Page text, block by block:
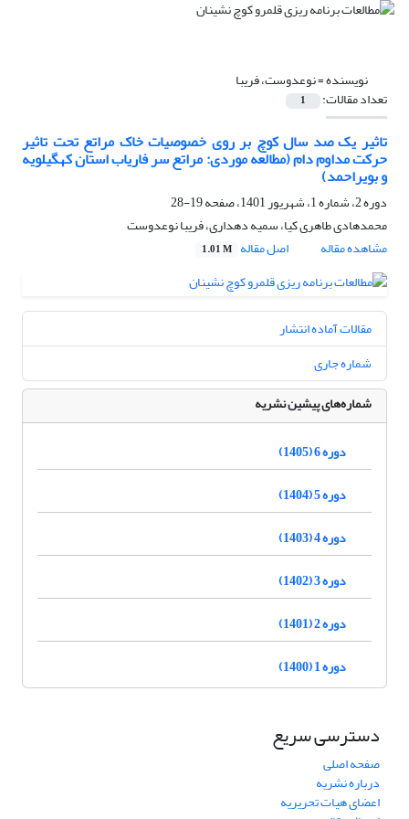
نویسنده =نوعدوست، فریبا
تعداد مقالات: 1
تاثیر یک صد سال کوچ بر روی خصوصیات خاک مراتع تحت تاثیر
حرکت مداوم دام (مطالعه موردی: مراتع سر فاریاب استان کهگیلویه
و بویراحمد)
دوره 2، شماره 1، شهریور 1401، صفحه
19-28
محمدهادی طاهری کیا، سمیه دهداری، فریبا نوعدوست
مشاهده مقاله
اصل مقاله 1.01 M
مقالات آماده انتشار
شماره جاری
شماره‌های پیشین نشریه
دوره 6 (1405)
دوره 5 (1404)
دوره 4 (1403)
دوره 3 (1402)
دوره 2 (1401)
دوره 1 (1400)
دسترسی سریع
صفحه اصلی
درباره نشریه
اعضای هیات تحریریه